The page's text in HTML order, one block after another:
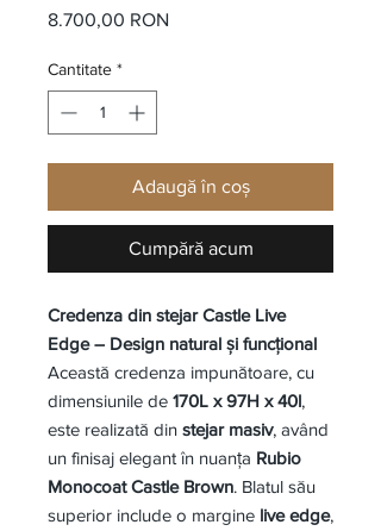
8.700,00 RON
Cantitate *
Adaugă în coș
Cumpără acum
Credenza din stejar Castle Live
Edge – Design natural și funcțional
Această credenza impunătoare, cu
dimensiunile de 170L x 97H x 40l,
este realizată din stejar masiv, având
un finisaj elegant în nuanța Rubio
Monocoat Castle Brown. Blatul său
superior include o margine live edge,